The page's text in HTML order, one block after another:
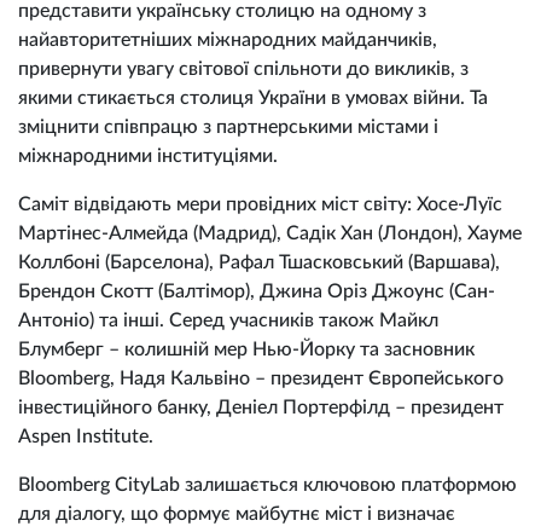
представити українську столицю на одному з
найавторитетніших міжнародних майданчиків,
привернути увагу світової спільноти до викликів, з
якими стикається столиця України в умовах війни. Та
зміцнити співпрацю з партнерськими містами і
міжнародними інституціями.
Саміт відвідають мери провідних міст світу: Хосе-Луїс
Мартінес-Алмейда (Мадрид), Садік Хан (Лондон), Хауме
Коллбоні (Барселона), Рафал Тшасковський (Варшава),
Брендон Скотт (Балтімор), Джина Оріз Джоунс (Сан-
Антоніо) та інші. Серед учасників також Майкл
Блумберг – колишній мер Нью-Йорку та засновник
Bloomberg, Надя Кальвіно – президент Європейського
інвестиційного банку, Деніел Портерфілд – президент
Aspen Institute.
Bloomberg CityLab залишається ключовою платформою
для діалогу, що формує майбутнє міст і визначає